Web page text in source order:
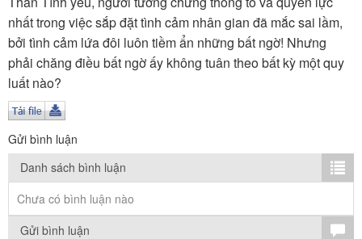
Thiếu nhi
Kết nối VOV6
TÌM KIẾM
Vận hành bởi QI Corp
nhất trong việc sắp đặt tình cảm nhân gian đã mắc sai lầm,
bởi tình cảm lứa đôi luôn tiềm ẩn những bất ngờ! Nhưng
phải chăng điều bất ngờ ấy không tuân theo bất kỳ một quy
luất nào?
Gửi bình luận
Danh sách bình luận
Chưa có bình luận nào
Gửi bình luận